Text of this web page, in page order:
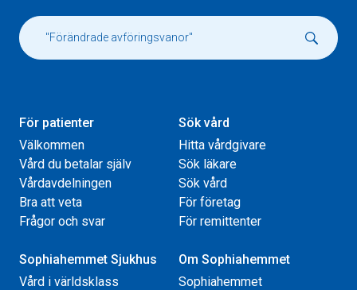
För patienter
Välkommen
Vård du betalar själv
Vårdavdelningen
Bra att veta
Frågor och svar
Sök vård
Hitta vårdgivare
Sök läkare
Sök vård
För företag
För remittenter
Sophiahemmet Sjukhus
Vård i världsklass
Om Sophiahemmet
Sophiahemmet